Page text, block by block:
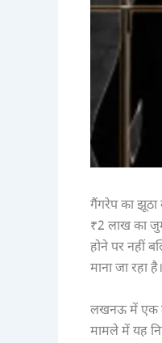
गैंगरेप का
₹2 लाख का
होने पर नहीं
माना जा रहा है।
लखनऊ में एक
मामले में यह